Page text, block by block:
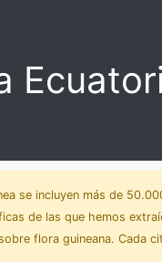
se incluyen más de
de las que hemos
flora guineana. Cada